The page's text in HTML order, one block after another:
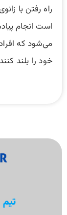
راه رفتن با
است انجام
می‌شود که
خود را بلند